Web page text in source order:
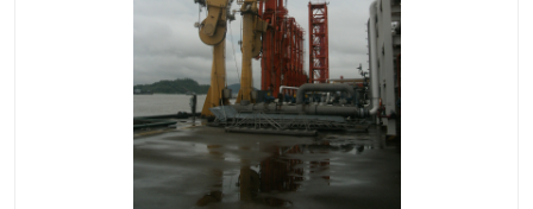
输油臂
紧急脱离干式接头 火车鹤管
顶部鹤管